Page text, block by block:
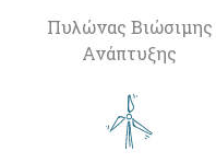
Πυλώνας Βιώσιμης
Ανάπτυξης